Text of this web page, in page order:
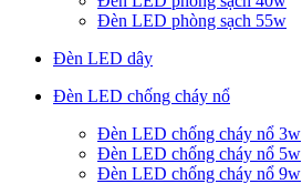
Đèn LED phòng sạch 55w
Đèn LED dây
Đèn LED chống cháy nổ
Đèn LED chống cháy nổ 3w
Đèn LED chống cháy nổ 5w
Đèn LED chống cháy nổ 9w